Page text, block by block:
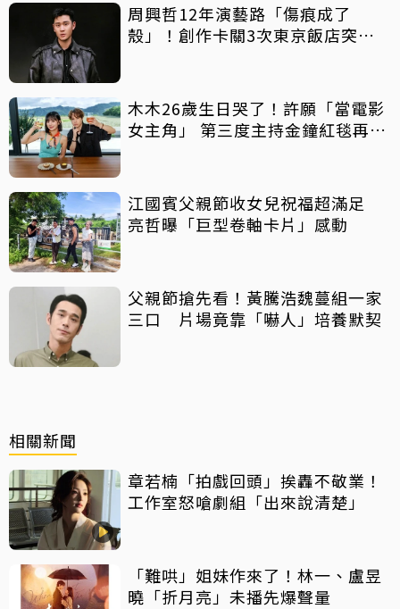
周興哲12年演藝路「傷痕成了
殼」！創作卡關3次東京飯店突找
木木26歲生日哭了！許願「當電影
女主角」 第三度主持金鐘紅毯再喊
江國賓父親節收女兒祝福超滿足
亮哲曝「巨型卷軸卡片」感動
父親節搶先看！黃騰浩魏蔓組一家
三口 片場竟靠「嚇人」培養默契
相關新聞
章若楠「拍戲回頭」挨轟不敬業！
工作室怒嗆劇組「出來說清楚」
「難哄」姐妹作來了！林一、盧昱
曉「折月亮」未播先爆聲量